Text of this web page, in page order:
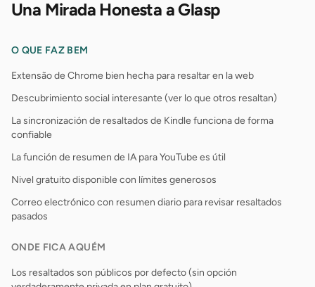
Una Mirada Honesta a Glasp
O QUE FAZ BEM
Extensão de Chrome bien hecha para resaltar en la web
Descubrimiento social interesante (ver lo que otros resaltan)
La sincronización de resaltados de Kindle funciona de forma
confiable
La función de resumen de IA para YouTube es útil
Nivel gratuito disponible con límites generosos
Correo electrónico con resumen diario para revisar resaltados
pasados
ONDE FICA AQUÉM
Los resaltados son públicos por defecto (sin opción